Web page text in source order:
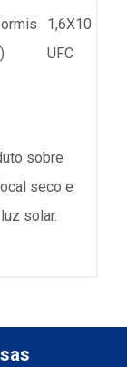
1,6X10
UFC
sobre
seco e
solar.